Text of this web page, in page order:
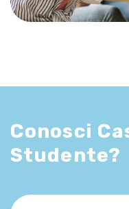
Conosci
Studente?